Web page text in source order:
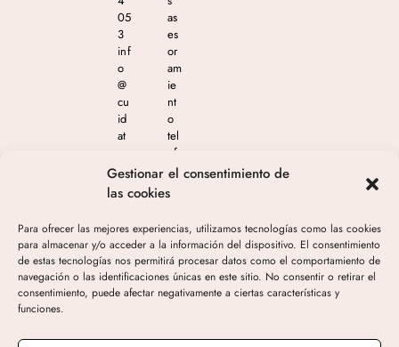
Gestionar el consentimiento de
las cookies
Para ofrecer las mejores experiencias, utilizamos tecnologías como las cookies
para almacenar y/o acceder a la información del dispositivo. El consentimiento
de estas tecnologías nos permitirá procesar datos como el comportamiento de
navegación o las identificaciones únicas en este sitio. No consentir o retirar el
consentimiento, puede afectar negativamente a ciertas características y
funciones.
05
3
inf
o
@
cu
id
at
m
est
ca
.c
o
m
as
es
or
am
ie
nt
o
tel
ef
ón
en
65
4
04
4
05
de